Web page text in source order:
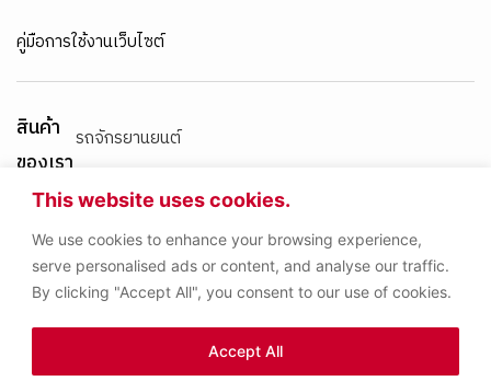
This website uses cookies.
We use cookies to enhance your browsing experience,
serve personalised ads or content, and analyse our traffic.
By clicking "Accept All", you consent to our use of cookies.
Accept All
คู่มือการใช้งานเว็บไซต์
สินค้า
ของเรา
รถจักรยานยนต์
เครื่องยนต์เบนซิน
เครื่องยนต์ดีเซล